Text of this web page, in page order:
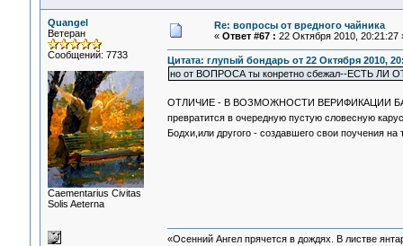
Quangel
Ветеран
Сообщений: 7733
Сaementarius Civitas
Solis Aeterna
Re: вопросы от вредного чайника
« Ответ #67 : 22 Октября 2010, 20:21:27
Цитата: глупый бондарь от 22 Октября 2010,
но от ВОПРОСА ты конретно сбежал--ЕСТЬ
ОТЛИЧИЕ - В ВОЗМОЖНОСТИ ВЕРИФИКАЦИИ
превратится в очередную пустую словесную
Бодхи,или другого - создавшего свои поучения
«Осенний Ангел прячется в дождях. В листве